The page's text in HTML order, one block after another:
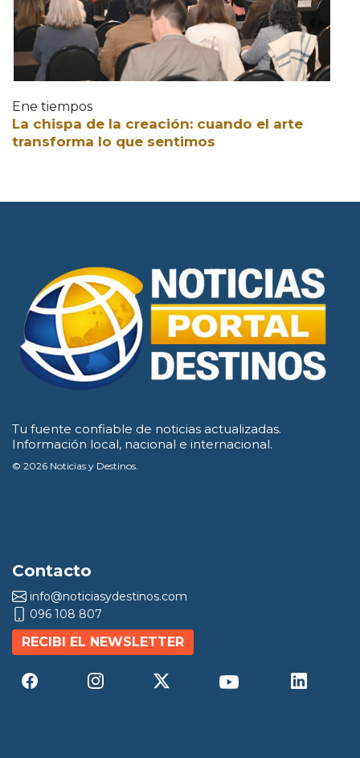
Ene tiempos
La chispa de la creación: cuando el arte
transforma lo que sentimos
Tu fuente confiable de noticias actualizadas.
Información local, nacional e internacional.
© 2026 Noticias y Destinos.
Contacto
info@noticiasydestinos.com
096 108 807
RECIBI EL NEWSLETTER